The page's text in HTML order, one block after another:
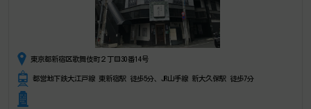
東京都新宿区歌舞伎町２丁目30番14号
都営地下鉄大江戸線 東新宿駅 徒歩5分、JR山手線 新大久保駅 徒歩7分